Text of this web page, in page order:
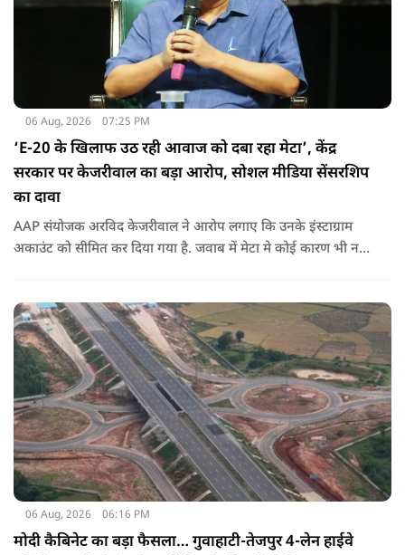
06 Aug, 2026 07:25 PM
‘E-20 के खिलाफ उठ रही आवाज को दबा रहा मेटा’, केंद्र
सरकार पर केजरीवाल का बड़ा आरोप, सोशल मीडिया सेंसरशिप
का दावा
AAP संयोजक अरविद केजरीवाल ने आरोप लगाए कि उनके इंस्टाग्राम
अकाउंट को सीमित कर दिया गया है. जवाब में मेटा मे कोई कारण भी नहीं
06 Aug, 2026 06:16 PM
मोदी कैबिनेट का बड़ा फैसला… गुवाहाटी-तेजपुर 4-लेन हाईवे